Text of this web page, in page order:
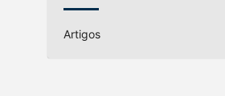
Artigos